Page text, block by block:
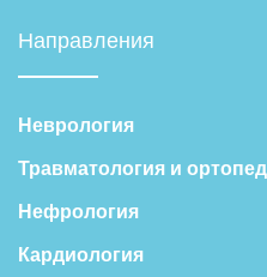
Направления
Неврология
Травматология и
Нефрология
Кардиология